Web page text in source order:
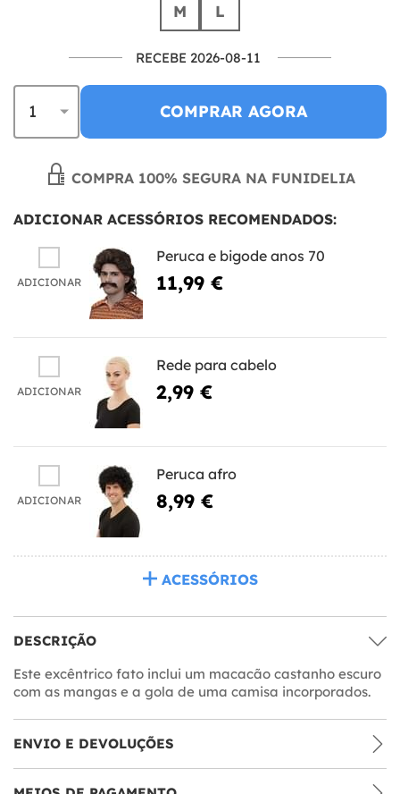
M L
RECEBE 2026-08-11
COMPRAR AGORA
COMPRA 100% SEGURA NA FUNIDELIA
ADICIONAR ACESSÓRIOS RECOMENDADOS:
ADICIONAR
Peruca e bigode anos 70
11,99 €
ADICIONAR
Rede para cabelo
2,99 €
ADICIONAR
Peruca afro
8,99 €
ACESSÓRIOS
DESCRIÇÃO
Este excêntrico fato inclui um macacão castanho escuro
com as mangas e a gola de uma camisa incorporados.
ENVIO E DEVOLUÇÕES